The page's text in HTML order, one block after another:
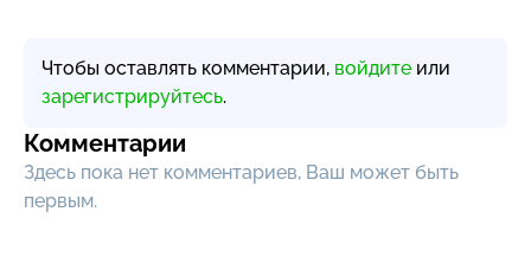
Чтобы оставлять комментарии, войдите или
зарегистрируйтесь.
Комментарии
Здесь пока нет комментариев, Ваш может быть
первым.